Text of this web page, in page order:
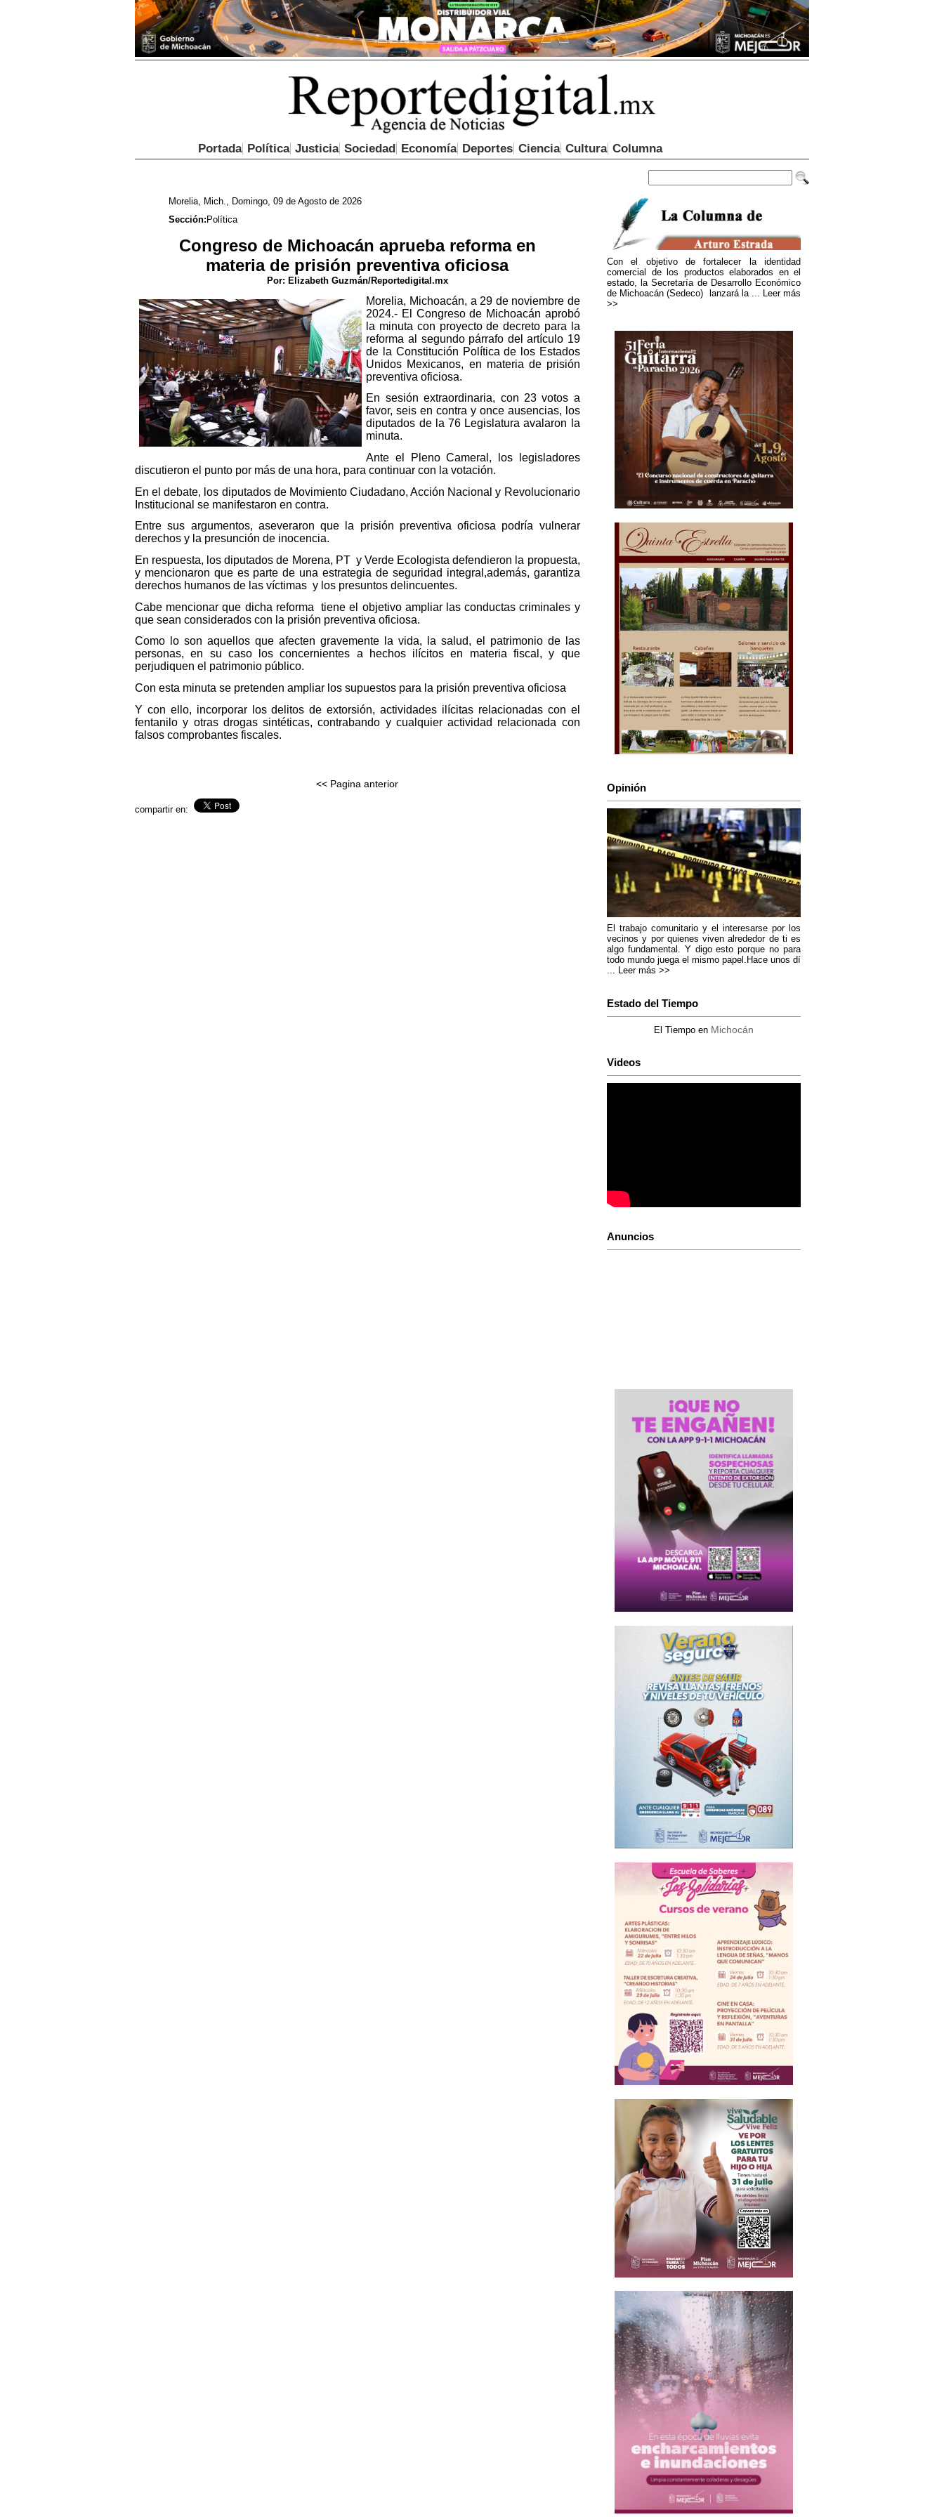
Portada Política Justicia Sociedad Economía Deportes Ciencia Cultura Columna
Morelia, Mich., Domingo, 09 de Agosto de 2026
Sección: Política
Congreso de Michoacán aprueba reforma en
materia de prisión preventiva oficiosa
Por: Elizabeth Guzmán/Reportedigital.mx
Morelia, Michoacán, a 29 de noviembre de
2024.- El Congreso de Michoacán aprobó
la minuta con proyecto de decreto para la
reforma al segundo párrafo del artículo 19
de la Constitución Política de los Estados
Unidos Mexicanos, en materia de prisión
preventiva oficiosa.
En sesión extraordinaria, con 23 votos a
favor, seis en contra y once ausencias, los
diputados de la 76 Legislatura avalaron la
minuta.
Ante el Pleno Cameral, los legisladores
discutieron el punto por más de una hora, para continuar con la votación.
En el debate, los diputados de Movimiento Ciudadano, Acción Nacional y Revolucionario
Institucional se manifestaron en contra.
Entre sus argumentos, aseveraron que la prisión preventiva oficiosa podría vulnerar
derechos y la presunción de inocencia.
En respuesta, los diputados de Morena, PT y Verde Ecologista defendieron la propuesta,
y mencionaron que es parte de una estrategia de seguridad integral,además, garantiza
derechos humanos de las víctimas y los presuntos delincuentes.
Cabe mencionar que dicha reforma tiene el objetivo ampliar las conductas criminales y
que sean considerados con la prisión preventiva oficiosa.
Como lo son aquellos que afecten gravemente la vida, la salud, el patrimonio de las
personas, en su caso los concernientes a hechos ilícitos en materia fiscal, y que
perjudiquen el patrimonio público.
Con esta minuta se pretenden ampliar los supuestos para la prisión preventiva oficiosa
Y con ello, incorporar los delitos de extorsión, actividades ilícitas relacionadas con el
fentanilo y otras drogas sintéticas, contrabando y cualquier actividad relacionada con
falsos comprobantes fiscales.
<< Pagina anterior
compartir en:
Con el objetivo de fortalecer la identidad
comercial de los productos elaborados en el
estado, la Secretaría de Desarrollo Económico
de Michoacán (Sedeco) lanzará la ... Leer más
>>
Opinión
El trabajo comunitario y el interesarse por los
vecinos y por quienes viven alrededor de ti es
algo fundamental. Y digo esto porque no para
todo mundo juega el mismo papel.Hace unos dí
... Leer más >>
Estado del Tiempo
El Tiempo en Michocán
Videos
Anuncios